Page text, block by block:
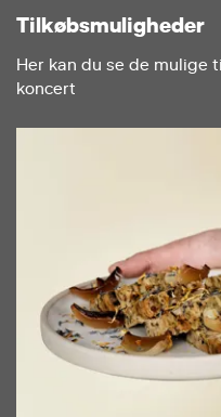
Tilkøbsmuligheder
Her kan du se de mulige
koncert